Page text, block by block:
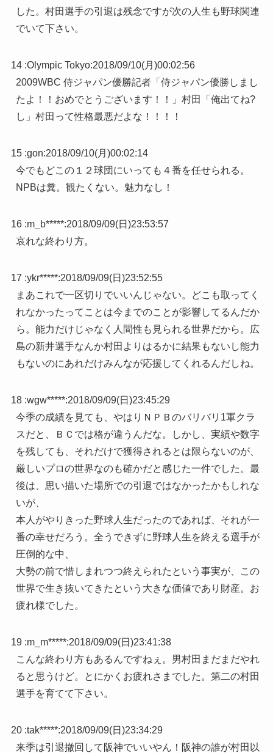
した。村田選手の引退は残念ですが次の人生も野球関連
でいて下さい。
14 :Olympic Tokyo:2018/09/10(月)00:02:56
2009WBC 侍ジャパン優勝記者「侍ジャパン優勝しまし
たよ！！おめでとうございます！！」村田「俺出てね?
し」村田って性格最悪だよな！！！！
15 :gon:2018/09/10(月)00:02:14
今でもどこの１２球団にいっても４番を任せられる。
NPBは糞。観たくない。魅力なし！
16 :m_b*****:2018/09/09(日)23:53:57
哀れな終わり方。
17 :ykr*****:2018/09/09(日)23:52:55
まあこれで一区切りでいいんじゃない。どこも取ってく
れなかったってことは今までのことが影響してるんだか
ら。能力だけじゃなく人間性も見られる世界だから。広
島の新井選手なんか村田よりはるかに結果もないし能力
もないのにあれだけみんなが応援してくれるんだしね。
18 :wgw*****:2018/09/09(日)23:45:29
今季の成績を見ても、やはりＮＰＢのバリバリ1軍クラ
スだと、ＢＣでは格が違うんだな。しかし、実績や数字
を残しても、それだけで獲得されるとは限らないのが、
厳しいプロの世界なのも確かだと感じた一件でした。最
後は、思い描いた場所での引退ではなかったかもしれな
いが、
本人がやりきった野球人生だったのであれば、それが一
番の幸せだろう。全うできずに野球人生を終える選手が
圧倒的な中、
大勢の前で惜しまれつつ終えられたという事実が、この
世界で生き抜いてきたという大きな価値であり財産。お
疲れ様でした。
19 :m_m*****:2018/09/09(日)23:41:38
こんな終わり方もあるんですねぇ。男村田まだまだやれ
ると思うけど。とにかくお疲れさまでした。第二の村田
選手を育てて下さい。
20 :tak*****:2018/09/09(日)23:34:29
来季は引退撤回して阪神でいいやん！阪神の誰が村田以